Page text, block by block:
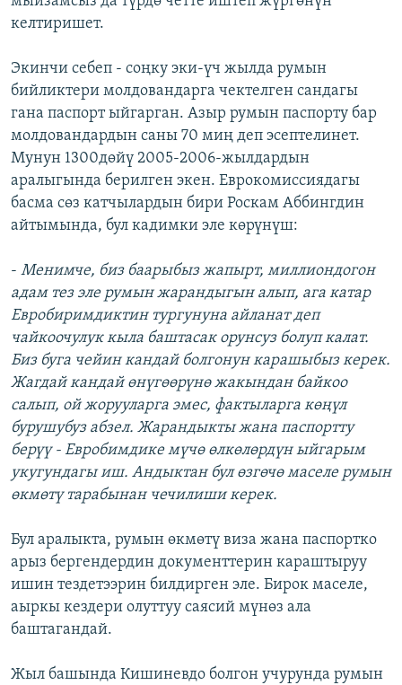
келтиришет.
Экинчи себеп - соңку эки-үч жылда румын
бийликтери молдовандарга чектелген сандагы
гана паспорт ыйгарган. Азыр румын паспорту бар
молдовандардын саны 70 миң деп эсептелинет.
Мунун 1300дөйү 2005-2006-жылдардын
аралыгында берилген экен. Еврокомиссиядагы
басма сөз катчылардын бири Роскам Аббингдин
айтымында, бул кадимки эле көрүнүш:
- Менимче, биз баарыбыз жапырт, миллиондогон
адам тез эле румын жарандыгын алып, ага катар
Евробиримдиктин тургунуна айланат деп
чайкоочулук кыла баштасак орунсуз болуп калат.
Биз буга чейин кандай болгонун карашыбыз керек.
Жагдай кандай өнүгөөрүнө жакындан байкоо
салып, ой жорууларга эмес, фактыларга көңүл
бурушубуз абзел. Жарандыкты жана паспортту
берүү - Евробимдике мүчө өлкөлөрдүн ыйгарым
укугундагы иш. Андыктан бул өзгөчө маселе румын
өкмөтү тарабынан чечилиши керек.
Бул аралыкта, румын өкмөтү виза жана паспортко
арыз бергендердин документтерин караштыруу
ишин тездетээрин билдирген эле. Бирок маселе,
аыркы кездери олуттуу саясий мүнөз ала
баштагандай.
Жыл башында Кишиневдо болгон учурунда румын